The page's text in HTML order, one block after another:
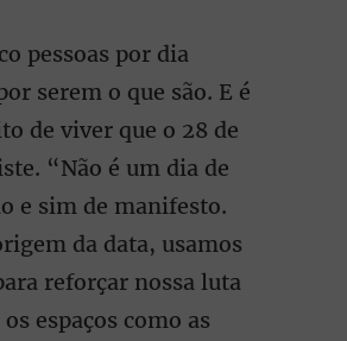
pessoas por dia
serem o que são. E é
de viver que o 28 de
“Não é um dia de
e sim de manifesto.
da data, usamos
reforçar nossa luta
espaços como as